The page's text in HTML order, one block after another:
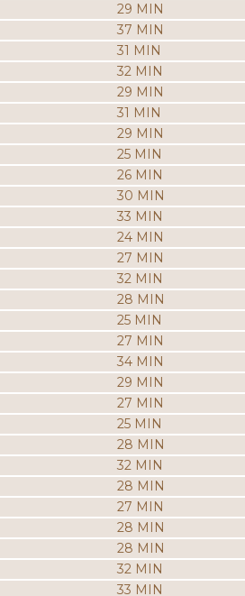
29 MIN
37 MIN
31 MIN
32 MIN
29 MIN
31 MIN
29 MIN
25 MIN
26 MIN
30 MIN
33 MIN
24 MIN
27 MIN
32 MIN
28 MIN
25 MIN
27 MIN
34 MIN
29 MIN
27 MIN
25 MIN
28 MIN
32 MIN
28 MIN
27 MIN
28 MIN
28 MIN
32 MIN
33 MIN